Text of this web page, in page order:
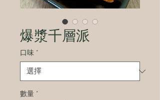
爆漿千層派
口味 *
數量 *